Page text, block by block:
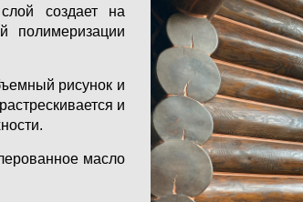
создает на
полимеризации
рисунок и
и
масло